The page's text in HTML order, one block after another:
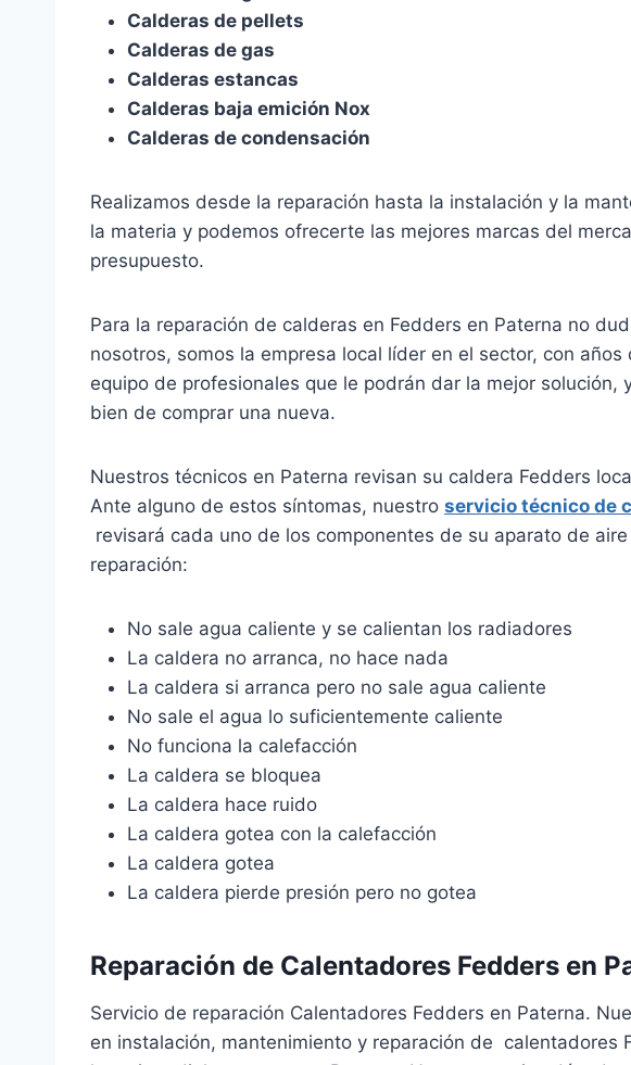
Calderas de pellets
Calderas de gas
Calderas estancas
Calderas baja emición Nox
Calderas de condensación
Realizamos desde la reparación hasta la instalación y la
la materia y podemos ofrecerte las mejores marcas del
presupuesto.
Para la reparación de calderas en Fedders en Paterna no
nosotros, somos la empresa local líder en el sector, con
equipo de profesionales que le podrán dar la mejor solución,
bien de comprar una nueva.
Nuestros técnicos en Paterna revisan su caldera Fedders
Ante alguno de estos síntomas, nuestro servicio técnico de
revisará cada uno de los componentes de su aparato de
reparación:
No sale agua caliente y se calientan los radiadores
La caldera no arranca, no hace nada
La caldera si arranca pero no sale agua caliente
No sale el agua lo suficientemente caliente
No funciona la calefacción
La caldera se bloquea
La caldera hace ruido
La caldera gotea con la calefacción
La caldera gotea
La caldera pierde presión pero no gotea
Reparación de Calentadores Fedders en
Servicio de reparación Calentadores Fedders en Paterna.
en instalación, mantenimiento y reparación de calentadores